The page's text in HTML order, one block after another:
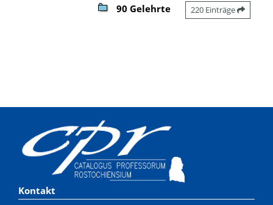
90 Gelehrte 220 Einträge
Kontakt